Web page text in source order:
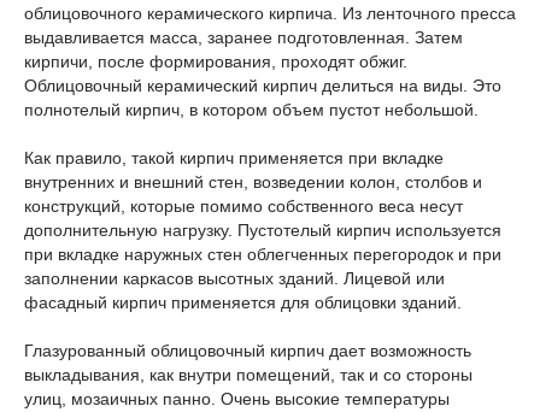
облицовочного керамического кирпича. Из ленточного пресса
выдавливается масса, заранее подготовленная. Затем
кирпичи, после формирования, проходят обжиг.
Облицовочный керамический кирпич делиться на виды. Это
полнотелый кирпич, в котором объем пустот небольшой.
Как правило, такой кирпич применяется при вкладке
внутренних и внешний стен, возведении колон, столбов и
конструкций, которые помимо собственного веса несут
дополнительную нагрузку. Пустотелый кирпич используется
при вкладке наружных стен облегченных перегородок и при
заполнении каркасов высотных зданий. Лицевой или
фасадный кирпич применяется для облицовки зданий.
Глазурованный облицовочный кирпич дает возможность
выкладывания, как внутри помещений, так и со стороны
улиц, мозаичных панно. Очень высокие температуры